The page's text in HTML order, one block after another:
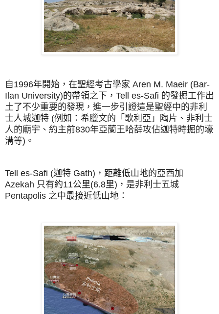
自1996年開始，在聖經考古學家 Aren M. Maeir (Bar-
Ilan University)的帶領之下，Tell es-Safi 的發掘工作出
土了不少重要的發現，進一步引證這是聖經中的非利
士人城迦特 (例如：希臘文的「歌利亞」陶片、非利士
人的廟宇、約主前830年亞蘭王哈薛攻佔迦特時掘的壕
溝等)。
Tell es-Safi (迦特 Gath)，距離低山地的亞西加
Azekah 只有約11公里(6.8里)，是非利士五城
Pentapolis 之中最接近低山地：